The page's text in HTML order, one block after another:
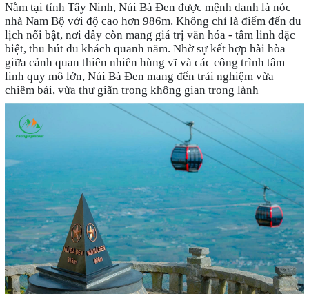
Nằm tại tỉnh Tây Ninh, Núi Bà Đen được mệnh danh là nóc
nhà Nam Bộ với độ cao hơn 986m. Không chỉ là điểm đến du
lịch nổi bật, nơi đây còn mang giá trị văn hóa - tâm linh đặc
biệt, thu hút du khách quanh năm. Nhờ sự kết hợp hài hòa
giữa cảnh quan thiên nhiên hùng vĩ và các công trình tâm
linh quy mô lớn, Núi Bà Đen mang đến trải nghiệm vừa
chiêm bái, vừa thư giãn trong không gian trong lành